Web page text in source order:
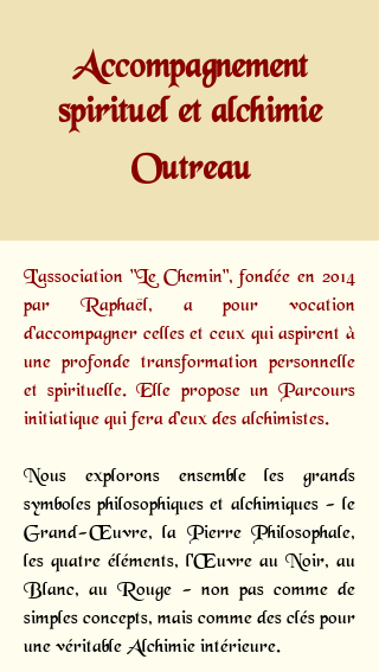
Accompagnement
spirituel et alchimie
Outreau
L'association "Le Chemin", fondée en 2014
par Raphaël, a pour vocation
d'accompagner celles et ceux qui aspirent à
une profonde transformation personnelle
et spirituelle. Elle propose un Parcours
initiatiquequi fera d’eux des alchimistes.
Nous explorons ensemble les grands
symboles philosophiques et alchimiques - le
Grand-Œuvre, la Pierre Philosophale,
les quatre éléments, l'Œuvre au Noir, au
Blanc, au Rouge - non pas comme de
simples concepts, mais comme des clés pour
une véritable Alchimie intérieure.